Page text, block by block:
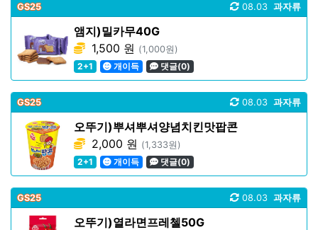
GS25 과자류
08.03
앰지)밀카무40G
1,500 원 (1,000원)
2+1
개이득 댓글(0)
GS25 과자류
08.03
오뚜기)뿌셔뿌셔양념치킨맛팝콘
2,000 원 (1,333원)
2+1
개이득 댓글(0)
GS25 과자류
08.03
오뚜기)열라면프레첼50G